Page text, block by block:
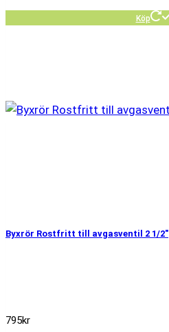
Köp
Byxrör Rostfritt till avgasventil 2 1/2″
795kr